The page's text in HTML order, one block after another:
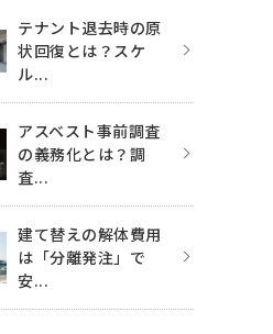
テナント退去時の原
状回復とは？スケ
ル...
アスベスト事前調査
の義務化とは？調
査...
建て替えの解体費用
は「分離発注」で
安...